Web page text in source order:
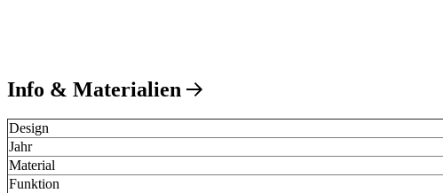
Info & Materialien
Design
Jahr
Material
Funktion